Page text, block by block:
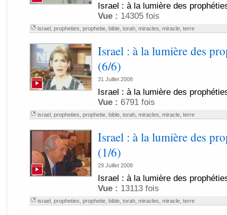
Israel : à la lumière des
Vue : 14305 fois
israel, propheties prophetie, bible, torah, miracles miracle, terre
Israel : à la lumière des
(6/6)
31 Juillet 2008
Israel : à la lumière des
Vue : 6791 fois
israel, propheties prophetie, bible, torah, miracles miracle, terre
Israel : à la lumière des
(1/6)
29 Juillet 2008
Israel : à la lumière des
Vue : 13113 fois
israel, propheties prophetie, bible, torah, miracles miracle, terre